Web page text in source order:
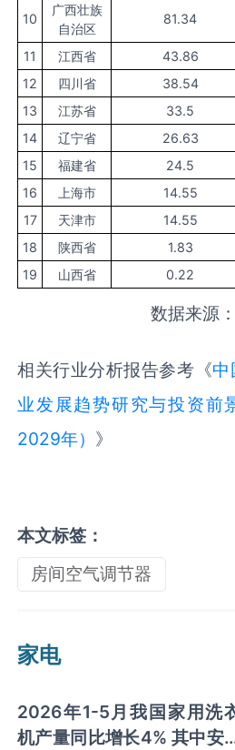
10
广西壮族
自治区
81.34
11 江西省 43.86
12
四川省 38.54
13
江苏省 33.5
14
辽宁省 26.63
15
福建省 24.5
16
上海市 14.55
17
天津市 14.55
18
陕西省 1.83
19
山西省 0.22
数据来源
相关行业分析报告参考《中
业发展趋势研究与投资前
2029年） 》
本文标签：
房间空气调节器
家电
2026年1-5月我国家用洗
机产量同比增长4% 其中安